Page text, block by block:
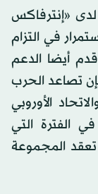
«إنترفاكس
في التزام
أيضا الدعم
تصاعد الحرب
الأوروبي
الفترة التي
المجموعة